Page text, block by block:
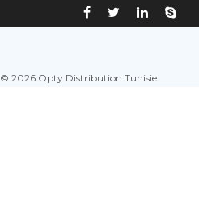
© 2026 Opty Distribution Tunisie